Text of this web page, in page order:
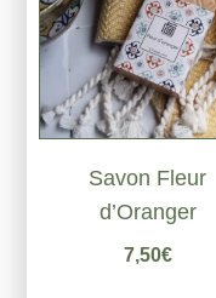
Savon Fleur
d’Oranger
7,50€